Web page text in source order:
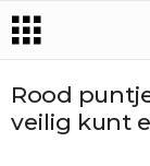
Rood
veilig kunt